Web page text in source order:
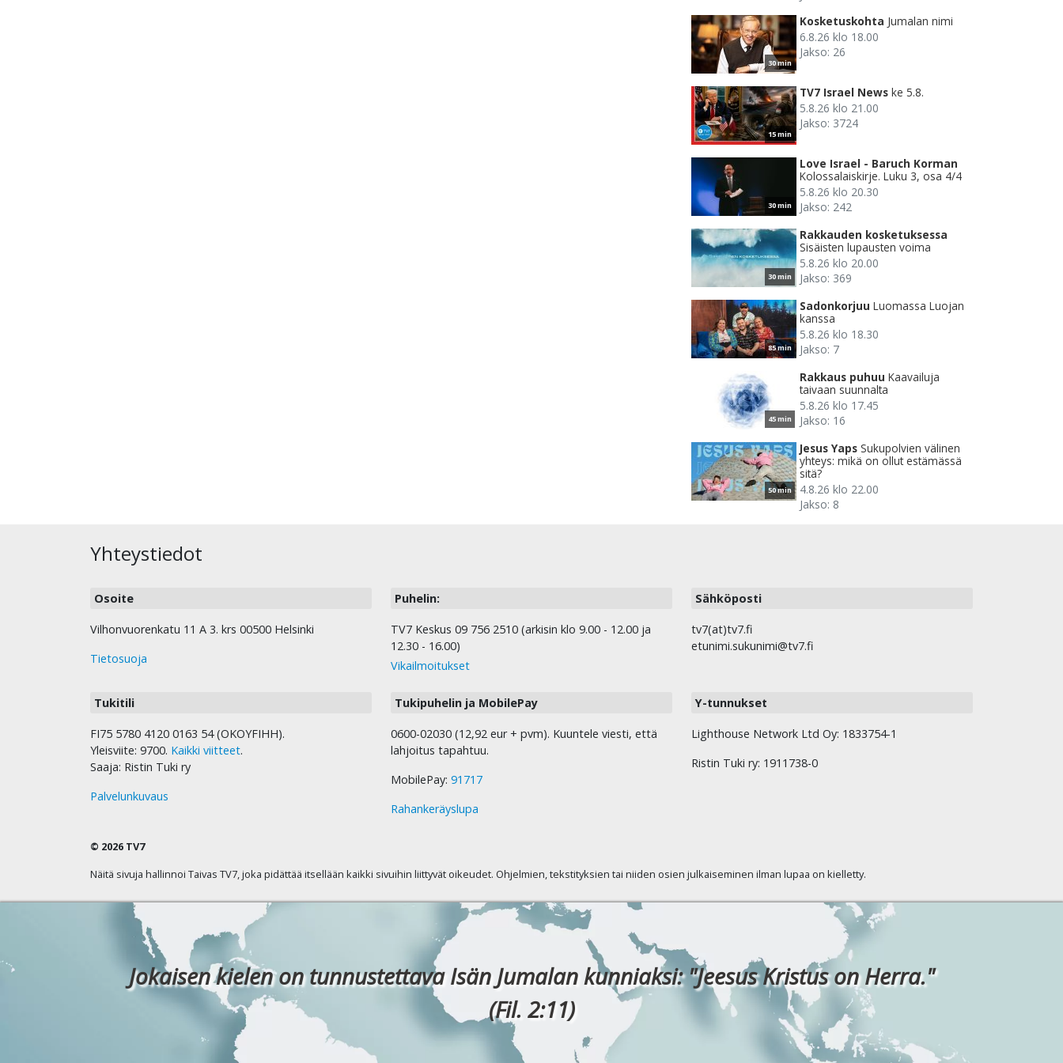
30 min
Kosketuskohta Jumalan nimi
6.8.26 klo 18.00
Jakso: 26
15 min
TV7 Israel News ke 5.8.
5.8.26 klo 21.00
Jakso: 3724
30 min
Love Israel - Baruch Korman
Kolossalaiskirje. Luku 3, osa 4/4
5.8.26 klo 20.30
Jakso: 242
30 min
Rakkauden kosketuksessa
Sisäisten lupausten voima
5.8.26 klo 20.00
Jakso: 369
85 min
Sadonkorjuu Luomassa Luojan
kanssa
5.8.26 klo 18.30
Jakso: 7
45 min
Rakkaus puhuu Kaavailuja
taivaan suunnalta
5.8.26 klo 17.45
Jakso: 16
50 min
Jesus Yaps Sukupolvien välinen
yhteys: mikä on ollut estämässä
sitä?
4.8.26 klo 22.00
Jakso: 8
Yhteystiedot
Osoite
Vilhonvuorenkatu 11 A 3. krs 00500 Helsinki
Tietosuoja
Puhelin:
TV7 Keskus 09 756 2510 (arkisin klo 9.00 - 12.00 ja
12.30 - 16.00)
Vikailmoitukset
Sähköposti
tv7(at)tv7.fi
etunimi.sukunimi@tv7.fi
Tukitili
FI75 5780 4120 0163 54 (OKOYFIHH).
Yleisviite: 9700. Kaikki viitteet.
Saaja: Ristin Tuki ry
Palvelunkuvaus
Tukipuhelin ja MobilePay
0600-02030 (12,92 eur + pvm). Kuuntele viesti, että
lahjoitus tapahtuu.
MobilePay: 91717
Rahankeräyslupa
Y-tunnukset
Lighthouse Network Ltd Oy: 1833754-1
Ristin Tuki ry: 1911738-0
© 2026 TV7
Näitä sivuja hallinnoi Taivas TV7, joka pidättää itsellään kaikki sivuihin liittyvät oikeudet. Ohjelmien, tekstityksien tai niiden osien julkaiseminen ilman lupaa on kielletty.
Jokaisen kielen on tunnustettava Isän Jumalan kunniaksi: "Jeesus Kristus on Herra."
(Fil. 2:11)